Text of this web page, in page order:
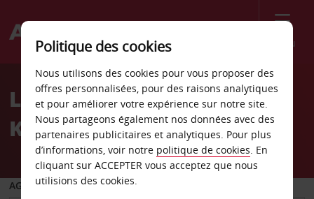
Menu
Welcome
AvisLocation de voiture
Kunming
AGENCE DE DÉPART
Politique des cookies
Nous utilisons des cookies pour vous proposer des
offres personnalisées, pour des raisons analytiques
et pour améliorer votre expérience sur notre site.
Nous partageons également nos données avec des
partenaires publicitaires et analytiques. Pour plus
d’informations, voir notre politique de cookies. En
cliquant sur ACCEPTER vous acceptez que nous
utilisions des cookies.